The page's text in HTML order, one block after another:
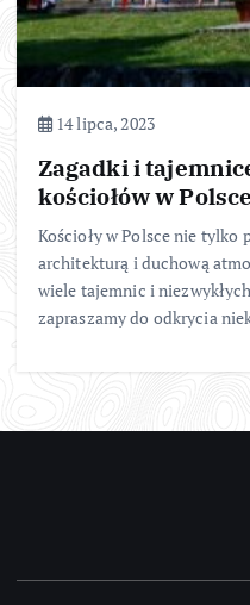
14 lipca, 2023
Zagadki i
kościołów w Polsce
Kościoły w Polsce nie tylko
architekturą i duchową
wiele tajemnic i
zapraszamy do odkrycia